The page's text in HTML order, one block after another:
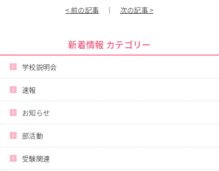
デジタルリーフレット／パンフレット
進路・進学
進路実績
指定校推薦
進学指導イベント（キャリアイベント）
卒業生の声
その他 Others
< 前の記事 ｜ 次の記事 >
新着情報 カテゴリー
学校説明会
速報
お知らせ
部活動
受験関連